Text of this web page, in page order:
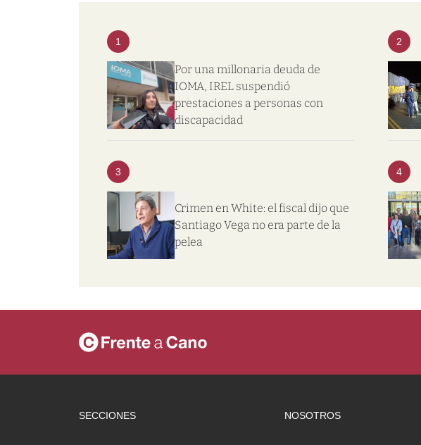
1
Por una millonaria deuda de
IOMA, IREL suspendió
prestaciones a personas con
discapacidad
2
3
Crimen en White: el fiscal dijo que
Santiago Vega no era parte de la
pelea
4
SECCIONES NOSOTROS